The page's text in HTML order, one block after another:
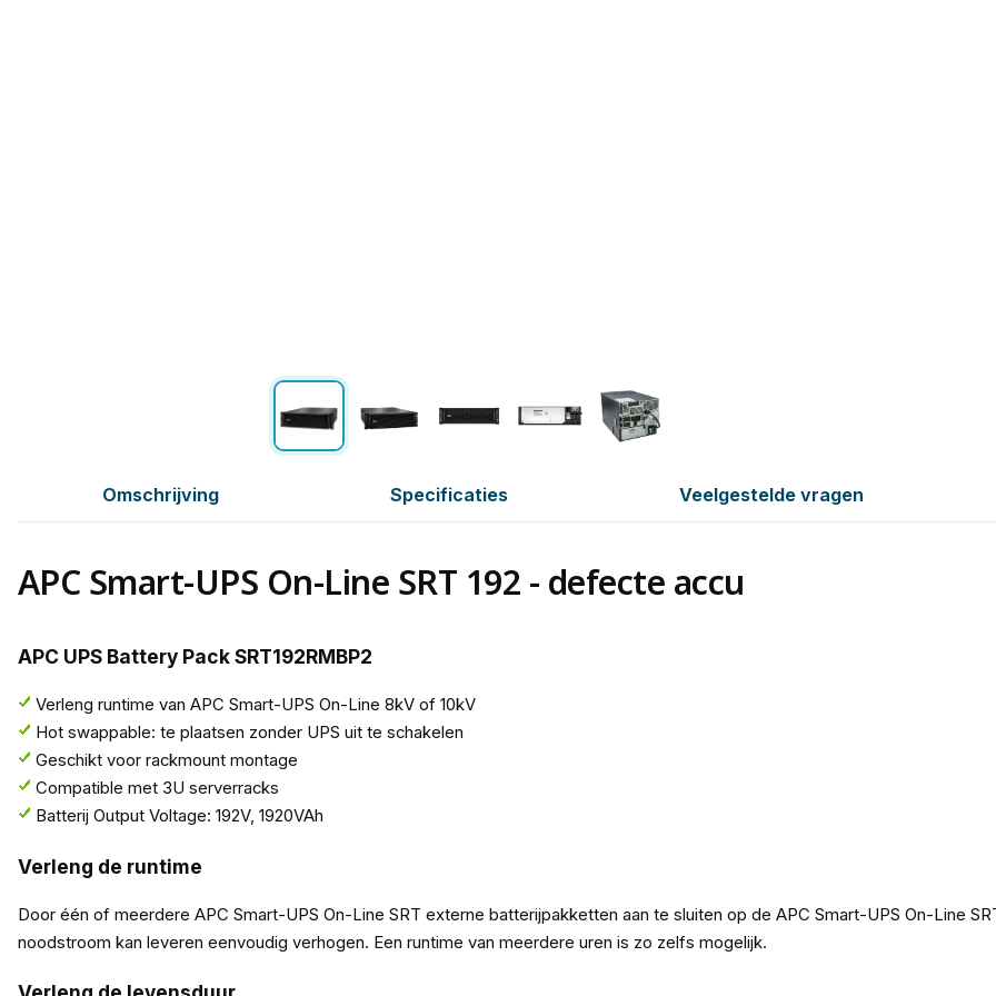
Omschrijving Specificaties Veelgestelde vragen
APC Smart-UPS On-Line SRT 192 - defecte accu
APC UPS Battery Pack SRT192RMBP2
Verleng runtime van APC Smart-UPS On-Line 8kV of 10kV
Hot swappable: te plaatsen zonder UPS uit te schakelen
Geschikt voor rackmount montage
Compatible met 3U serverracks
Batterij Output Voltage: 192V, 1920VAh
Verleng de runtime
Door één of meerdere APC Smart-UPS On-Line SRT externe batterijpakketten aan te sluiten op de APC Smart-UPS On-Line
noodstroom kan leveren eenvoudig verhogen. Een runtime van meerdere uren is zo zelfs mogelijk.